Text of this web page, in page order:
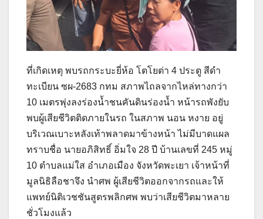
ที่เกิดเหตุ พบรถกระบะยี่ห้อ โตโยต่า 4 ประตู สีดำ
ทะเบียน ซผ-2683 กทม สภาพไถลจากไหล่ทางกว่า
10 เมตรพุ่งลงร่องน้ำชนคันดินร่องน้ำ หน้ารถพังยับ
พบผู้เสียชีวิตติดภายในรถ ในสภาพ นอน หงาย อยู่
บริเวณเบาะหลังเท้าพลาดมาข้างหน้า ไม่มีบาดแผล
ทราบชื่อ นายอภิสิทธิ์ อิ่มใจ 28 ปี บ้านเลขที่ 245 หมู่
10 ตำบลแม่ใส อำเภอเมือง จังหวัดพะเยา เจ้าหน้าที่
มูลนิธิลือชาจึง นำศพ ผู้เสียชีวิตออกจากรถและให้
แพทย์นิติเวชชันสูตรพลิกศพ พบว่าเสียชีวิตมาหลาย
ชั่วโมงแล้ว